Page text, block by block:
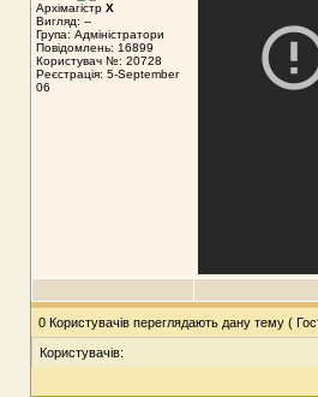
Архімагістр X
Вигляд: --
Група: Адміністратори
Повідомлень: 16899
Користувач №: 20728
Реєстрація: 5-September
06
0 Користувачів переглядають дану тему (
Користувачів: